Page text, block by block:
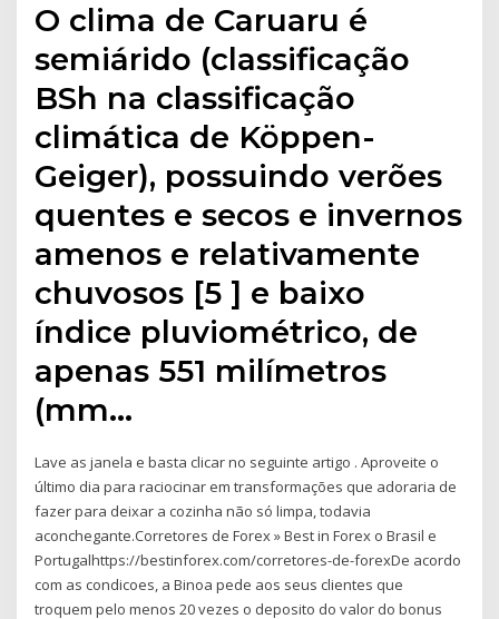
O clima de Caruaru é
semiárido (classificação
BSh na classificação
climática de Köppen-
Geiger), possuindo verões
quentes e secos e invernos
amenos e relativamente
chuvosos [5 ] e baixo
índice pluviométrico, de
apenas 551 milímetros
(mm…
Lave as janela e basta clicar no seguinte artigo . Aproveite o
último dia para raciocinar em transformações que adoraria de
fazer para deixar a cozinha não só limpa, todavia
aconchegante.Corretores de Forex » Best in Forex o Brasil e
Portugalhttps://bestinforex.com/corretores-de-forexDe acordo
com as condicoes, a Binoa pede aos seus clientes que
troquem pelo menos 20 vezes o deposito do valor do bonus